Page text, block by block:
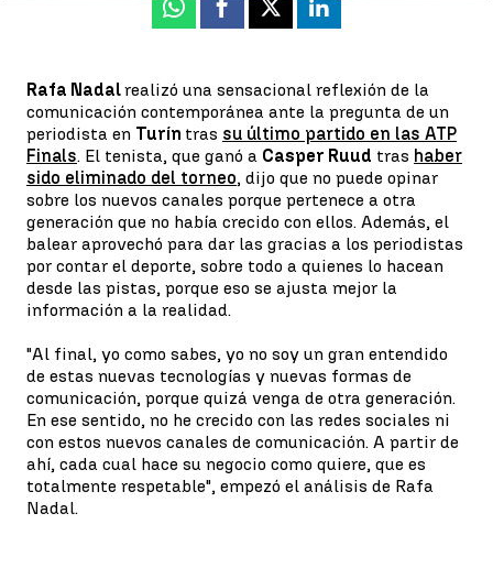
Whatsapp
Facebook
X Linkedin
Rafa Nadalrealizó una sensacional reflexión de la
comunicación contemporánea ante la pregunta de un
periodista en Turín tras su último partido en las ATP
Finals. El tenista, que ganó a Casper Ruud tras haber
sido eliminado del torneo, dijo que no puede opinar
sobre los nuevos canales porque pertenece a otra
generación que no había crecido con ellos. Además, el
balear aprovechó para dar las gracias a los periodistas
por contar el deporte, sobre todo a quienes lo hacean
desde las pistas, porque eso se ajusta mejor la
información a la realidad.
"Al final, yo como sabes, yo no soy un gran entendido
de estas nuevas tecnologías y nuevas formas de
comunicación, porque quizá venga de otra generación.
En ese sentido, no he crecido con las redes sociales ni
con estos nuevos canales de comunicación. A partir de
ahí, cada cual hace su negocio como quiere, que es
totalmente respetable", empezó el análisis de Rafa
Nadal.